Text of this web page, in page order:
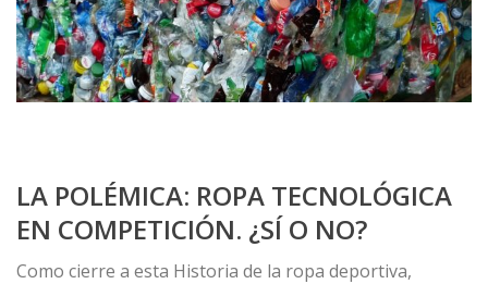
LA POLÉMICA: ROPA TECNOLÓGICA
EN COMPETICIÓN. ¿SÍ O NO?
Como cierre a esta Historia de la ropa deportiva,